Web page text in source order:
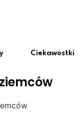
Ciekawostki